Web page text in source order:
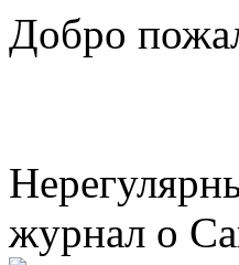
Добро
журнал о